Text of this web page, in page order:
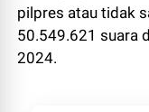
pilpres atau tidak
50.549.621 suara
2024.